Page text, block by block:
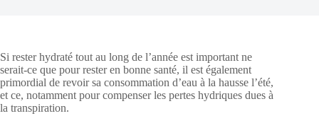
Si rester hydraté tout au long de l’année est important ne
serait-ce que pour rester en bonne santé, il est également
primordial de revoir sa consommation d’eau à la hausse l’été,
et ce, notamment pour compenser les pertes hydriques dues à
la transpiration.